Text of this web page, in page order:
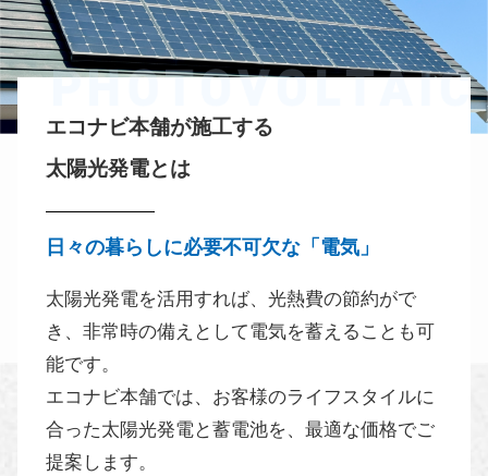
エコナビ本舗が施工する
太陽光発電とは
日々の暮らしに必要不可欠な「電気」
太陽光発電を活用すれば、光熱費の節約がで
き、 非常時の備えとして電気を蓄えることも可
能です。
エコナビ本舗では、 お客様のライフスタイルに
合った太陽光発電と蓄電池を、最適な価格でご
提案します。